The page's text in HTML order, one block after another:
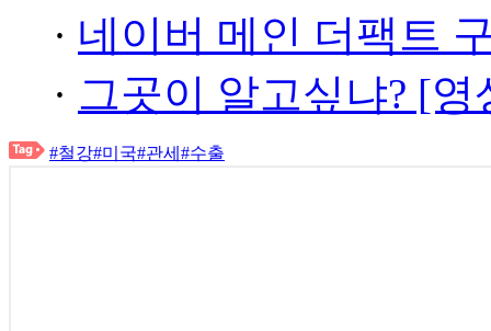
· 네이버 메인 더팩트
· 그곳이 알고싶냐? [
#철강#미국#관세 #수출